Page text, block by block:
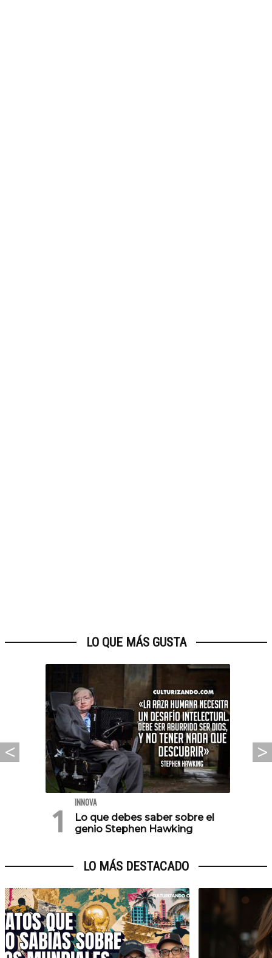
LO QUE MÁS GUSTA
INNOVA
Lo que debes saber sobre el
genio Stephen Hawking
LO MÁS DESTACADO